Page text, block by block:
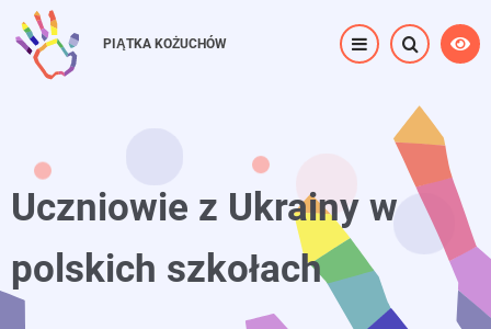
Przejdź
do
treści
PIĄTKA KOŻUCHÓW
Uczniowie z Ukrainy w
polskich szkołach